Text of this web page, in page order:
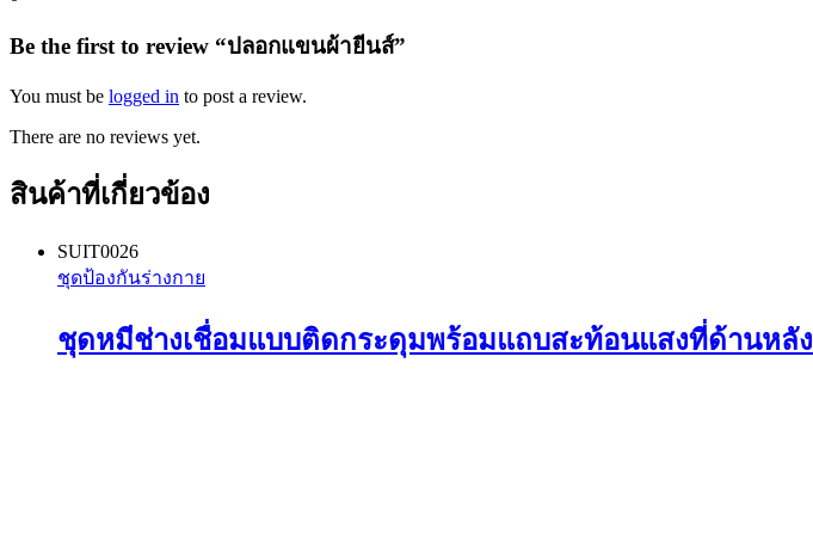
Be the first to review “ปลอกแขนผ้ายีนส์”
You must be logged in to post a review.
There are no reviews yet.
สินค้าที่เกี่ยวข้อง
SUIT0026
ชุดป้องกันร่างกาย
ชุดหมีช่างเชื่อมแบบติดกระดุมพร้อมแถบสะท้อนแสงที่ด้านหลัง